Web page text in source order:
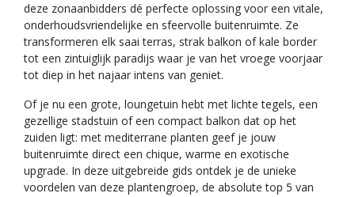
deze zonaanbidders dé perfecte oplossing voor een vitale,
onderhoudsvriendelijke en sfeervolle buitenruimte. Ze
transformeren elk saai terras, strak balkon of kale border
tot een zintuiglijk paradijs waar je van het vroege voorjaar
tot diep in het najaar intens van geniet.
Of je nu een grote, loungetuin hebt met lichte tegels, een
gezellige stadstuin of een compact balkon dat op het
zuiden ligt: met mediterrane planten geef je jouw
buitenruimte direct een chique, warme en exotische
upgrade. In deze uitgebreide gids ontdek je de unieke
voordelen van deze plantengroep, de absolute top 5 van